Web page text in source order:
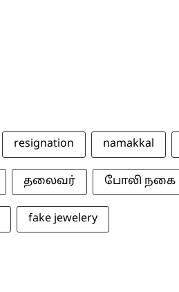
resignation namakkal
தலைவர் போலி நகை
fake jewelery